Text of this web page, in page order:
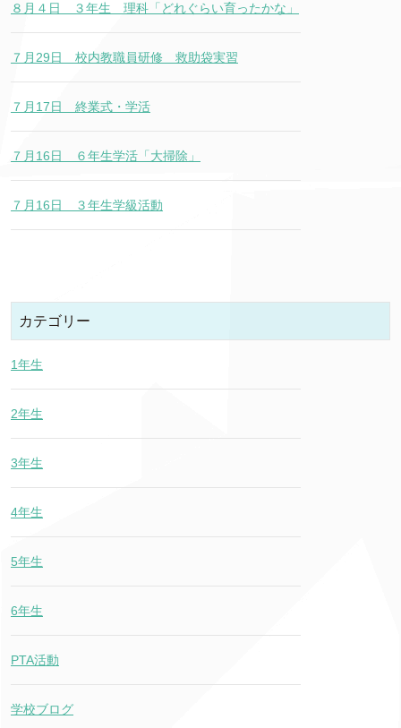
８月４日 ３年生 理科「どれぐらい育ったかな」
７月29日 校内教職員研修 救助袋実習
７月17日 終業式・学活
７月16日 ６年生学活「大掃除」
７月16日 ３年生学級活動
カテゴリー
1年生
2年生
3年生
4年生
5年生
6年生
PTA活動
学校ブログ